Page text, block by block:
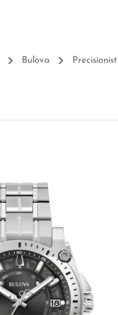
Bulova Precisionist